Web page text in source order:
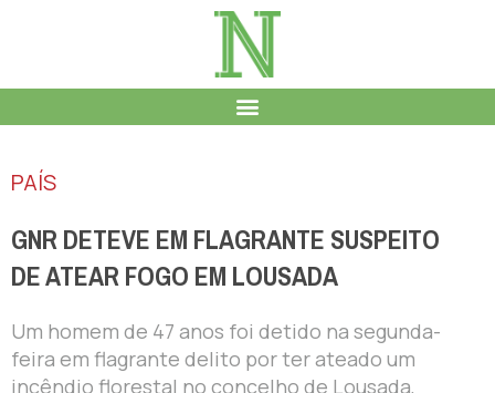
PAÍS
GNR DETEVE EM FLAGRANTE SUSPEITO
DE ATEAR FOGO EM LOUSADA
Um homem de 47 anos foi detido na segunda-
feira em flagrante delito por ter ateado um
incêndio florestal no concelho de Lousada,